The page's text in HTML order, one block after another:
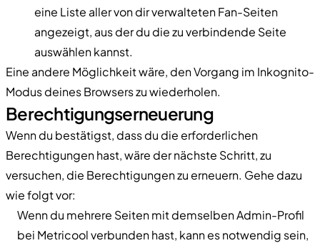
eine Liste aller von dir verwalteten Fan-Seiten
angezeigt, aus der du die zu verbindende Seite
auswählen kannst.
Eine andere Möglichkeit wäre, den Vorgang im Inkognito-
Modus deines Browsers zu wiederholen.
Berechtigungserneuerung
Wenn du bestätigst, dass du die erforderlichen
Berechtigungen hast, wäre der nächste Schritt, zu
versuchen, die Berechtigungen zu erneuern. Gehe dazu
wie folgt vor:
Wenn du mehrere Seiten mit demselben Admin-Profil
bei Metricool verbunden hast, kann es notwendig sein,